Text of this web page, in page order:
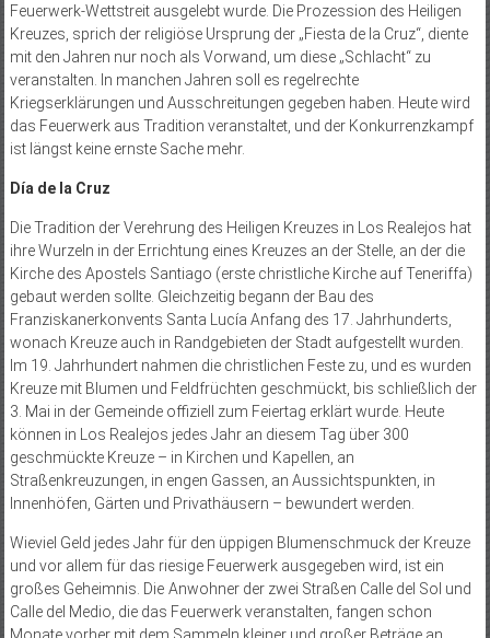
Feuerwerk-Wettstreit ausgelebt wurde. Die Prozession des Heiligen
Kreuzes, sprich der religiöse Ursprung der „Fiesta de la Cruz“, diente
mit den Jahren nur noch als Vorwand, um diese „Schlacht“ zu
veranstalten. In manchen Jahren soll es regelrechte
Kriegserklärungen und Ausschreitungen gegeben haben. Heute wird
das Feuerwerk aus Tradition veranstaltet, und der Konkurrenzkampf
ist längst keine ernste Sache mehr.
Día de la Cruz
Die Tradition der Verehrung des Heiligen Kreuzes in Los Realejos hat
ihre Wurzeln in der Errichtung eines Kreuzes an der Stelle, an der die
Kirche des Apostels Santiago (erste christliche Kirche auf Teneriffa)
gebaut werden sollte. Gleichzeitig begann der Bau des
Franziskanerkonvents Santa Lucía Anfang des 17. Jahrhunderts,
wonach Kreuze auch in Randgebieten der Stadt aufgestellt wurden.
Im 19. Jahrhundert nahmen die christlichen Feste zu, und es wurden
Kreuze mit Blumen und Feldfrüchten geschmückt, bis schließlich der
3. Mai in der Gemeinde offiziell zum Feiertag erklärt wurde. Heute
können in Los Realejos jedes Jahr an diesem Tag über 300
geschmückte Kreuze – in Kirchen und Kapellen, an
Straßenkreuzungen, in engen Gassen, an Aussichtspunkten, in
Innenhöfen, Gärten und Privathäusern – bewundert werden.
Wieviel Geld jedes Jahr für den üppigen Blumenschmuck der Kreuze
und vor allem für das riesige Feuerwerk ausgegeben wird, ist ein
großes Geheimnis. Die Anwohner der zwei Straßen Calle del Sol und
Calle del Medio, die das Feuerwerk veranstalten, fangen schon